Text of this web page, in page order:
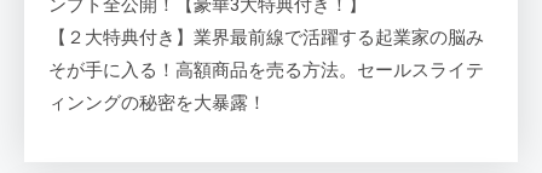
ンプト全公開！【豪華3大特典付き！】
【２大特典付き】業界最前線で活躍する起業家の脳み
そが手に入る！高額商品を売る方法。セールスライテ
ィンングの秘密を大暴露！